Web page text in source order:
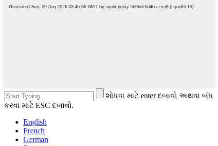
શોધવા માટે enter દબાવો અથવા બંધ
કરવા માટે ESC દબાવો.
English
French
German